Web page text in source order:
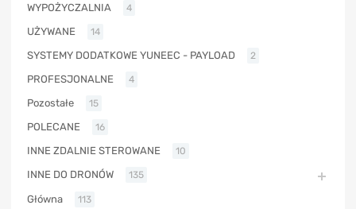
WYPOŻYCZALNIA 4
UŻYWANE 14
SYSTEMY DODATKOWE YUNEEC - PAYLOAD 2
PROFESJONALNE 4
Pozostałe 15
POLECANE 16
INNE ZDALNIE STEROWANE 10
INNE DO DRONÓW 135
Główna 113